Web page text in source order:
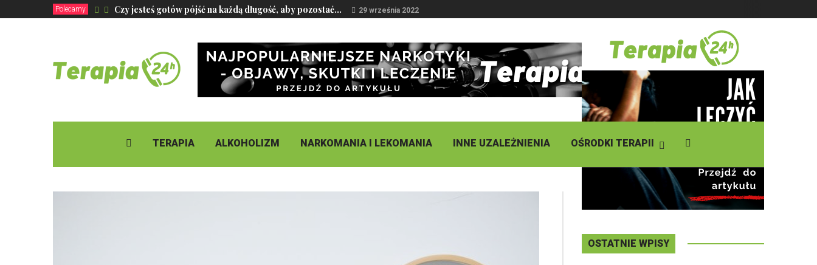
Polecamy Czy jesteś gotów pójść na każdą długość, aby pozostać... 29 września 2022
DZISIAJ
06 - 08 - 2026
TERAPIA ALKOHOLIZM NARKOMANIA I LEKOMANIA INNE UZALEŻNIENIA OŚRODKI TERAPII
OSTATNIE WPISY